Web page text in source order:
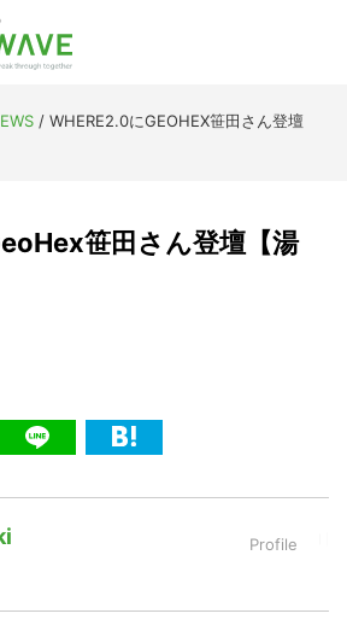
/ WHERE2.0にGEOHEX笹田さん登壇
笹田さん登壇【湯